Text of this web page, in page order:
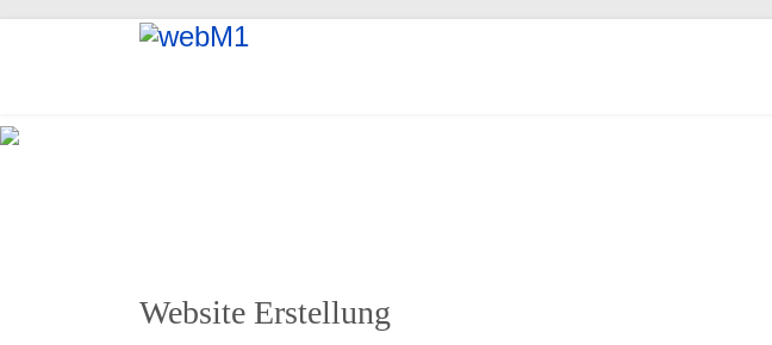
Website Erstellung